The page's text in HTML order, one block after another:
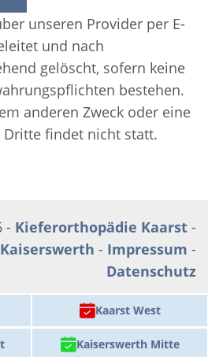
Kaarst West
Kaiserswerth Mitte
unseren Provider per E-
und nach
gelöscht, sofern keine
bestehen.
anderen Zweck oder eine
Dritte findet nicht statt.
- Kieferorthopädie Kaarst -
- Impressum -
Datenschutz